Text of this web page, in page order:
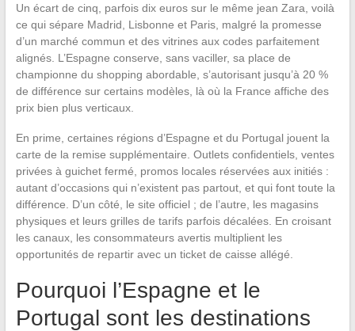
Un écart de cinq, parfois dix euros sur le même jean Zara, voilà
ce qui sépare Madrid, Lisbonne et Paris, malgré la promesse
d’un marché commun et des vitrines aux codes parfaitement
alignés. L’Espagne conserve, sans vaciller, sa place de
championne du shopping abordable, s’autorisant jusqu’à 20 %
de différence sur certains modèles, là où la France affiche des
prix bien plus verticaux.
En prime, certaines régions d’Espagne et du Portugal jouent la
carte de la remise supplémentaire. Outlets confidentiels, ventes
privées à guichet fermé, promos locales réservées aux initiés :
autant d’occasions qui n’existent pas partout, et qui font toute la
différence. D’un côté, le site officiel ; de l’autre, les magasins
physiques et leurs grilles de tarifs parfois décalées. En croisant
les canaux, les consommateurs avertis multiplient les
opportunités de repartir avec un ticket de caisse allégé.
Pourquoi l’Espagne et le
Portugal sont les destinations